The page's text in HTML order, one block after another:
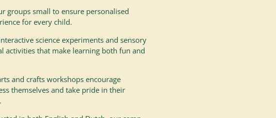
groups small to ensure personalised
for every child.
science experiments and sensory
activities that make learning both fun and
and crafts workshops encourage
themselves and take pride in their